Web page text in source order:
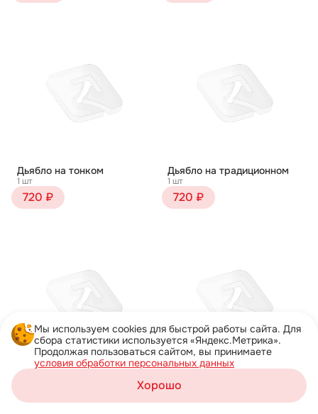
Мы используем cookies для быстрой работы сайта. Для
сбора статистики используется «Яндекс.Метрика».
Продолжая пользоваться сайтом, вы принимаете
условия обработки персональных данных
Хорошо
Каталог Акции Профиль
Дьябло на тонком
1 шт
720 ₽
Дьябло на традиционном
1 шт
720 ₽
Жульен на тонком
750 ₽
1 шт
750 ₽